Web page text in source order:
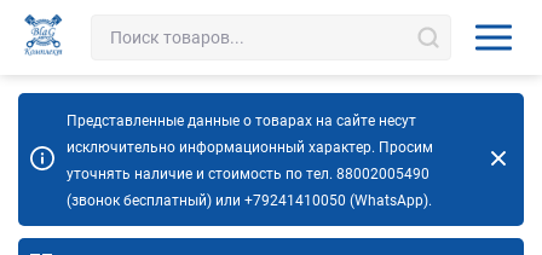
Представленные данные о товарах на сайте несут
исключительно информационный характер. Просим
уточнять наличие и стоимость по тел. 88002005490
(звонок бесплатный) или +79241410050 (WhatsApp).